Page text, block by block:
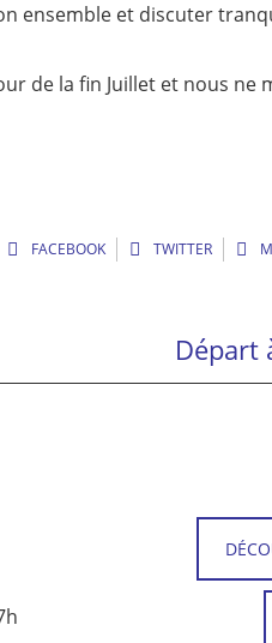
et discuter
de la fin Juillet et nous ne
FACEBOOK TWITTER